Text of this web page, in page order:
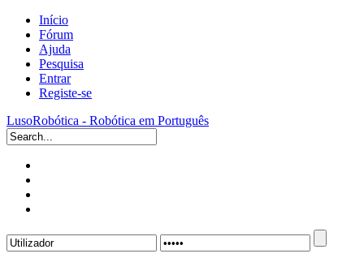
Início
Fórum
Ajuda
Pesquisa
Entrar
Registe-se
LusoRobótica - Robótica em Português